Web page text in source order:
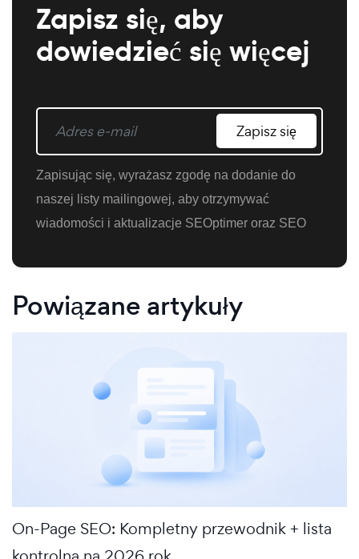
Zapisz się, aby
dowiedzieć się więcej
Zapisz się
Zapisując się, wyrażasz zgodę na dodanie do
naszej listy mailingowej, aby otrzymywać
wiadomości i aktualizacje SEOptimer oraz SEO
Powiązane artykuły
On-Page SEO: Kompletny przewodnik + lista